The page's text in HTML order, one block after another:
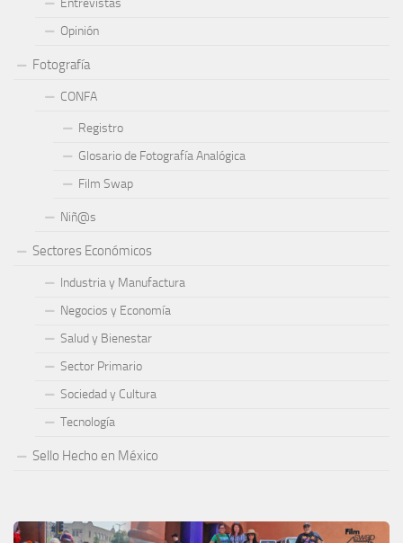
Entrevistas
Opinión
Fotografía
CONFA
Registro
Glosario de Fotografía Analógica
Film Swap
Niñ@s
Sectores Económicos
Industria y Manufactura
Negocios y Economía
Salud y Bienestar
Sector Primario
Sociedad y Cultura
Tecnología
Sello Hecho en México